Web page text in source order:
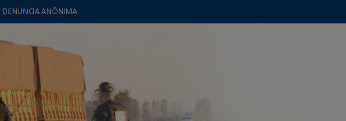
DENUNCIA ANÔNIMA